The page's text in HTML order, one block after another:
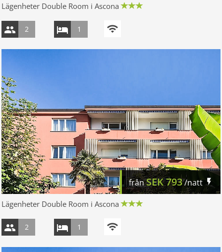
Lägenheter Double Room i Ascona
2 1
frånSEK793/natt
Lägenheter Double Room i Ascona
2 1